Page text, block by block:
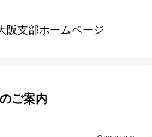
阪支部ホームページ
ご案内